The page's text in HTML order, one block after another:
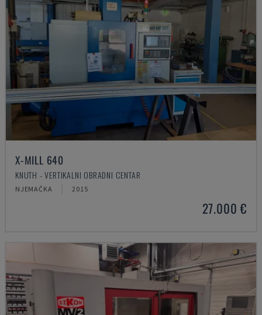
X-MILL 640
KNUTH - VERTIKALNI OBRADNI CENTAR
NJEMAČKA 2015
27.000 €